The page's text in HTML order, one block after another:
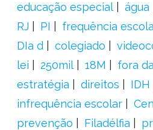
educação especial
água
RJ
PI frequência
DIa d
colegiado
lei
250mil 18M
fora
estratégia
direitos
IDH
infrequência escolar
prevenção
Filadélfia